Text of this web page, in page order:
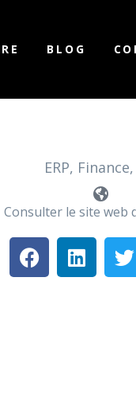
BLOG
ERP,
Consulter le site web